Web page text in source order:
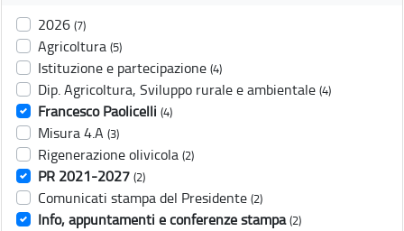
2026 (7)
Agricoltura (5)
Istituzione e partecipazione (4)
Dip. Agricoltura, Sviluppo rurale e ambientale (4)
Francesco Paolicelli (4)
Misura 4.A (3)
Rigenerazione olivicola (2)
PR 2021-2027 (2)
Comunicati stampa del Presidente (2)
Info, appuntamenti e conferenze stampa (2)